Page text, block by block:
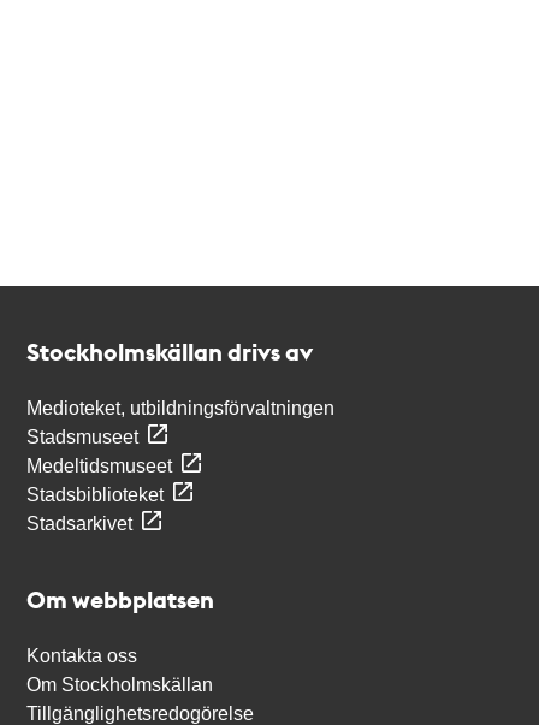
Stockholmskällan drivs av
Medioteket, utbildningsförvaltningen
Stadsmuseet
Medeltidsmuseet
Stadsbiblioteket
Stadsarkivet
Om webbplatsen
Kontakta oss
Om Stockholmskällan
Tillgänglighetsredogörelse